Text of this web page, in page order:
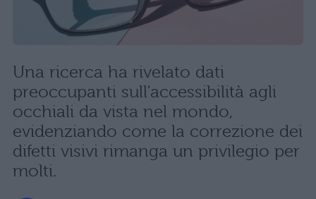
Una ricerca ha rivelato dati
preoccupanti sull'accessibilità agli
occhiali da vista nel mondo,
evidenziando come la correzione dei
difetti visivi rimanga un privilegio per
molti.